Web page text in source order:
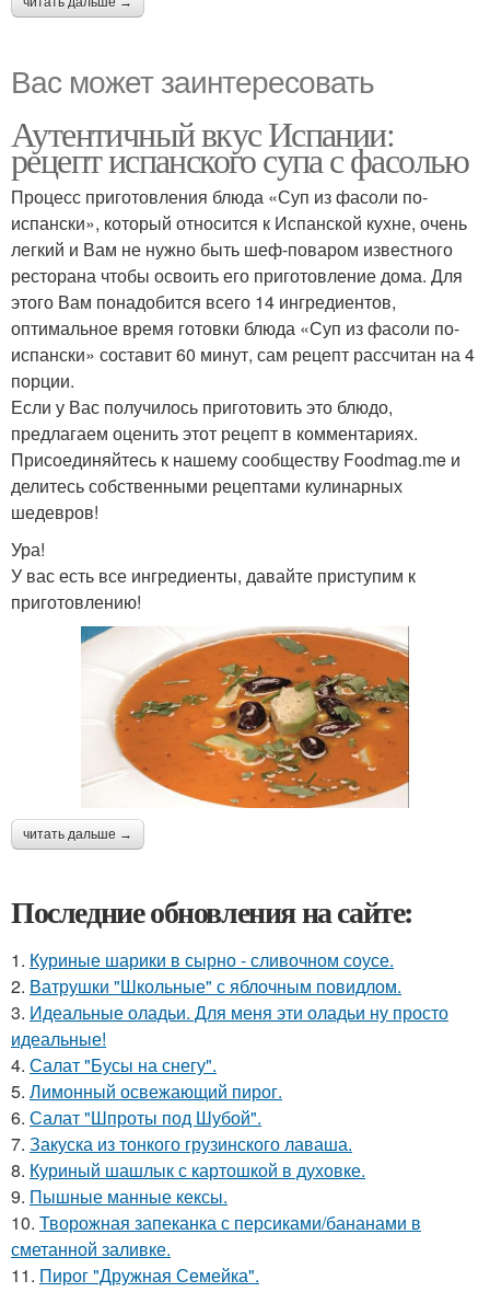
Вас может заинтересовать
Аутентичный вкус Испании:
рецепт испанского супа с фасолью
Процесс приготовления блюда «Суп из фасоли по-
испански», который относится к Испанской кухне, очень
легкий и Вам не нужно быть шеф-поваром известного
ресторана чтобы освоить его приготовление дома. Для
этого Вам понадобится всего 14 ингредиентов,
оптимальное время готовки блюда «Суп из фасоли по-
испански» составит 60 минут, сам рецепт рассчитан на 4
порции.
Если у Вас получилось приготовить это блюдо,
предлагаем оценить этот рецепт в комментариях.
Присоединяйтесь к нашему сообществу Foodmag.me и
делитесь собственными рецептами кулинарных
шедевров!
Ура!
У вас есть все ингредиенты, давайте приступим к
приготовлению!
читать дальше →
Последние обновления на сайте:
1. Куриные шарики в сырно - сливочном соусе.
2. Ватрушки "Школьные" с яблочным повидлом.
3. Идеальные оладьи. Для меня эти оладьи ну просто
идеальные!
4. Салат "Бусы на снегу".
5. Лимонный освежающий пирог.
6. Салат "Шпроты под Шубой".
7. Закуска из тонкого грузинского лаваша.
8. Куриный шашлык с картошкой в духовке.
9. Пышные манные кексы.
10. Творожная запеканка с персиками/бананами в
сметанной заливке.
11. Пирог "Дружная Семейка".